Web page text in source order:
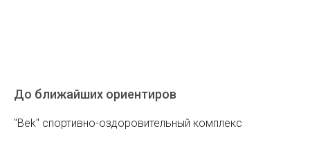
До ближайших ориентиров
"Bek" спортивно-оздоровительный комплекс